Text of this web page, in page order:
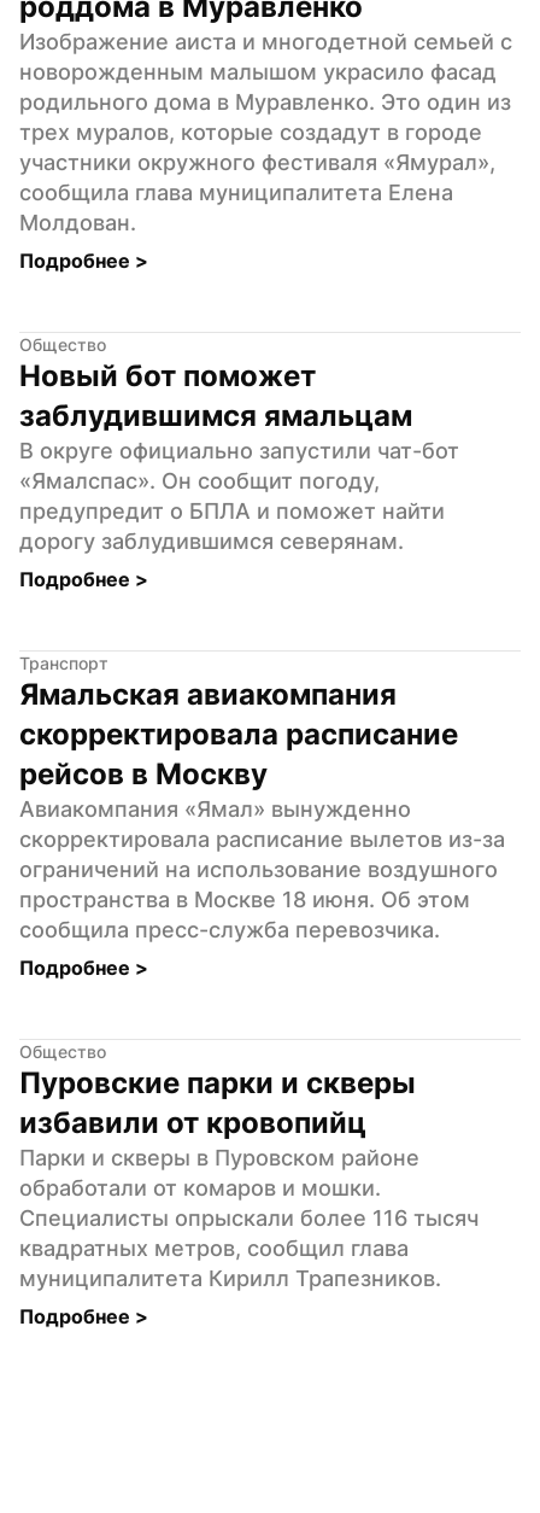
Изображение аиста и многодетной семьей с
новорожденным малышом украсило фасад
родильного дома в Муравленко. Это один из
трех муралов, которые создадут в городе
участники окружного фестиваля «Ямурал»,
сообщила глава муниципалитета Елена
Молдован.
Подробнее >
Общество
Новый бот поможет
заблудившимся ямальцам
В округе официально запустили чат-бот
«Ямалспас». Он сообщит погоду,
предупредит о БПЛА и поможет найти
дорогу заблудившимся северянам.
Подробнее >
Транспорт
Ямальская авиакомпания
скорректировала расписание
рейсов в Москву
Авиакомпания «Ямал» вынужденно
скорректировала расписание вылетов из-за
ограничений на использование воздушного
пространства в Москве 18 июня. Об этом
сообщила пресс-служба перевозчика.
Подробнее >
Общество
Пуровские парки и скверы
избавили от кровопийц
Парки и скверы в Пуровском районе
обработали от комаров и мошки.
Специалисты опрыскали более 116 тысяч
квадратных метров, сообщил глава
муниципалитета Кирилл Трапезников.
Подробнее >